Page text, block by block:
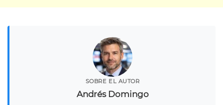
SOBRE EL AUTOR
Andrés Domingo